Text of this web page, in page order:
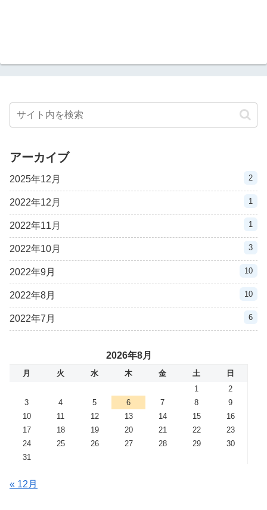
アーカイブ
2025年12月 2
2022年12月 1
2022年11月 1
2022年10月 3
2022年9月 10
2022年8月 10
2022年7月 6
2026年8月
月 火 水 木 金 土
日
1
2
3
4 5 6 7 8
9
10
11 12 13 14 15
16
17
18 19 20 21 22
23
24
25 26 27 28 29
30
31
« 12月